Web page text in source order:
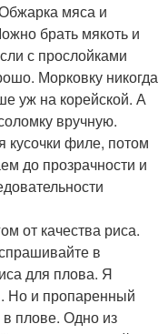
мяса и
брать мякоть и
с прослойками
Морковку никогда
уж на корейской. А
вручную.
филе, потом
до прозрачности и
от качества риса.
в
для плова. Я
Но и пропаренный
плове. Одно из